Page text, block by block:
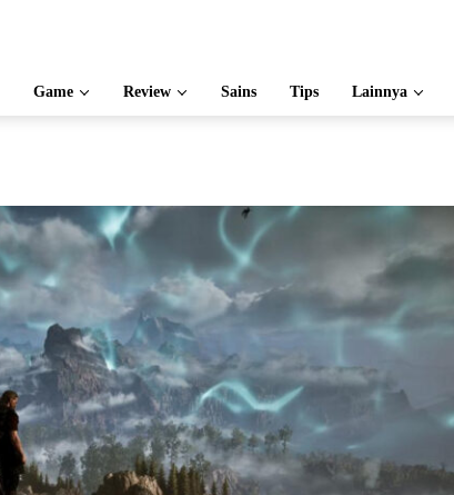
Game Review Sains Tips Lainnya